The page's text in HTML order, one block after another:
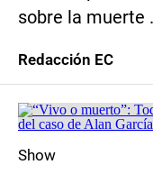
sobre la muerte
Redacción EC
Show